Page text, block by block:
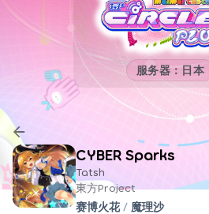
服务器：日本
CYBER Sparks
Tatsh
東方Project
赛博火花 / 魔理沙